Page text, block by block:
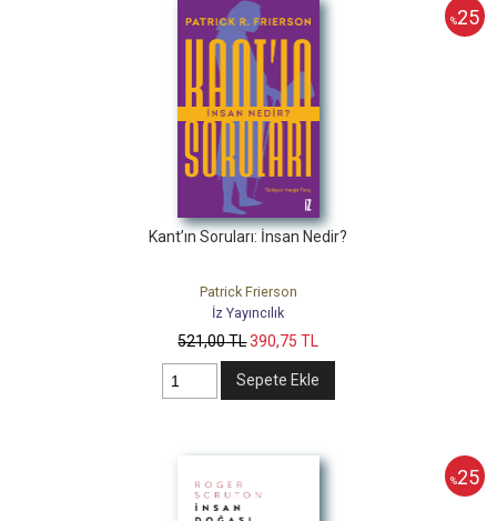
%25
Kant’ın Soruları: İnsan Nedir?
Patrick Frierson
İz Yayıncılık
521,00TL390,75 TL
Sepete Ekle
%25